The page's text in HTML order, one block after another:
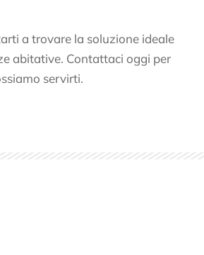
a trovare la soluzione ideale
abitative. Contattaci oggi per
servirti.